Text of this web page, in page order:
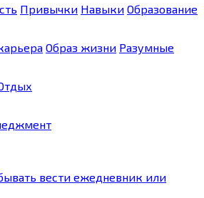
Привычки Навыки Образование
Образ жизни Разумные
вести ежедневник или